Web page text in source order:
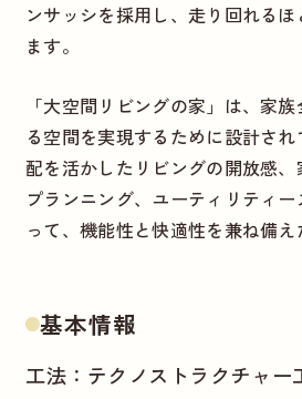
ンサッシを採用し、走り回れる
ます。
「大空間リビングの家」は、家
る空間を実現するために設計さ
配を活かしたリビングの開放感
プランニング、ユーティリティ
って、機能性と快適性を兼ね備え
基本情報
工法：テクノストラクチャー